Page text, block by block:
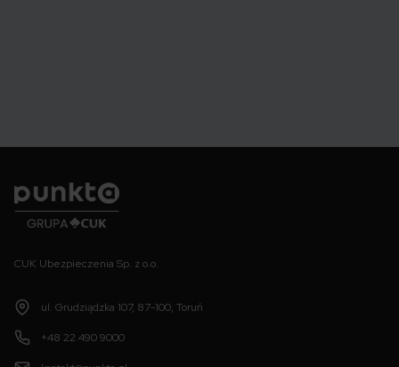
CUK Ubezpieczenia Sp. z o.o.
ul. Grudziądzka 107, 87-100, Toruń
+48 22 490 9000